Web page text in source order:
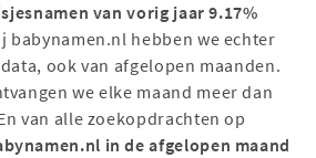
van vorig jaar 9.17%
babynamen.nl hebben we echter
ook van afgelopen maanden.
we elke maand meer dan
van alle zoekopdrachten op
in de afgelopen maand